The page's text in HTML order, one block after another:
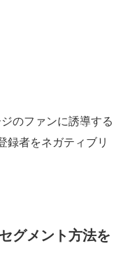
のファンに誘導する
者をネガティブリ
グメント方法を